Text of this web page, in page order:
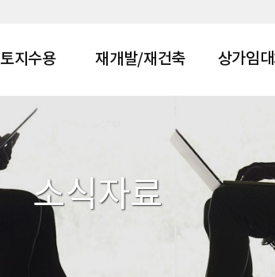
토지수용
토지수용 안내
재개발/재건축 상가임
소식자료